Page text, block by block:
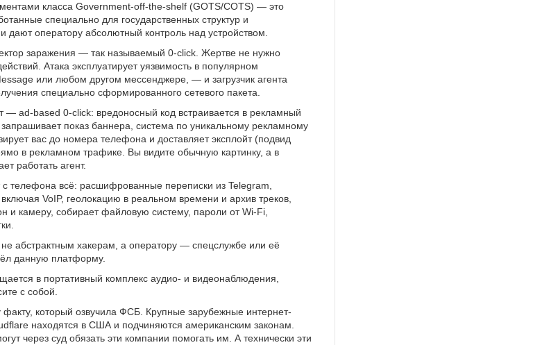
класса Government-off-the-shelf (GOTS/COTS) — это
специально для государственных структур и
оператору абсолютный контроль над устройством.
заражения — так называемый 0-click. Жертве не нужно
Атака эксплуатирует уязвимость в популярном
или любом другом мессенджере, — и загрузчик агента
специально сформированного сетевого пакета.
ad-based 0-click: вредоносный код встраивается в рекламный
показ баннера, система по уникальному рекламному
вас до номера телефона и доставляет эксплойт (подвид
в рекламном трафике. Вы видите обычную картинку, а в
работать агент.
с телефона всё: расшифрованные переписки из Telegram,
VoIP, геолокацию в реальном времени и архив треков,
и камеру, собирает файловую систему, пароли от Wi-Fi,
абстрактным хакерам, а оператору — спецслужбе или её
данную платформу.
в портативный комплекс аудио- и видеонаблюдения,
с собой.
факту, который озвучила ФСБ. Крупные зарубежные интернет-
находятся в США и подчиняются американским законам.
через суд обязать эти компании помогать им. А технически эти